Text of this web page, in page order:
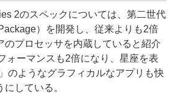
2のスペックについては、第二世代
）を開発し、従来よりも2倍
のプロセッサを内蔵していると紹介
ォーマンスも2倍になり、星座を表
のようなグラフィカルなアプリも快
している。